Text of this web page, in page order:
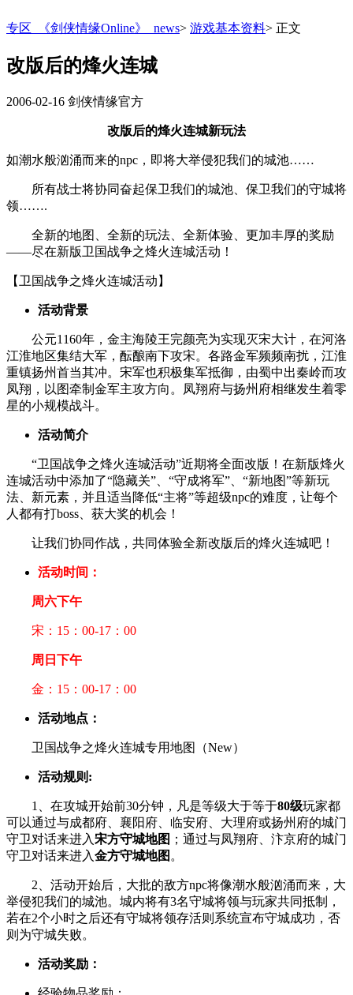
专区_《剑侠情缘Online》_news> 游戏基本资料> 正文
改版后的烽火连城
2006-02-16 剑侠情缘官方
改版后的烽火连城新玩法
如潮水般汹涌而来的npc，即将大举侵犯我们的城池……
所有战士将协同奋起保卫我们的城池、保卫我们的守城将
领…….
全新的地图、全新的玩法、全新体验、更加丰厚的奖励
——尽在新版卫国战争之烽火连城活动！
【卫国战争之烽火连城活动】
活动背景
公元1160年，金主海陵王完颜亮为实现灭宋大计，在河洛
江淮地区集结大军，酝酿南下攻宋。各路金军频频南扰，江淮
重镇扬州首当其冲。宋军也积极集军抵御，由蜀中出秦岭而攻
凤翔，以图牵制金军主攻方向。凤翔府与扬州府相继发生着零
星的小规模战斗。
活动简介
“卫国战争之烽火连城活动”近期将全面改版！在新版烽火
连城活动中添加了“隐藏关”、“守成将军”、“新地图”等新玩
法、新元素，并且适当降低“主将”等超级npc的难度，让每个
人都有打boss、获大奖的机会！
让我们协同作战，共同体验全新改版后的烽火连城吧！
活动时间：
周六下午
宋：15：00-17：00
周日下午
金：15：00-17：00
活动地点：
卫国战争之烽火连城专用地图（New）
活动规则:
1、在攻城开始前30分钟，凡是等级大于等于80级玩家都
可以通过与成都府、襄阳府、临安府、大理府或扬州府的城门
守卫对话来进入宋方守城地图 ；通过与凤翔府、汴京府的城门
守卫对话来进入金方守城地图 。
2、活动开始后，大批的敌方npc将像潮水般汹涌而来，大
举侵犯我们的城池。城内将有3名守城将领与玩家共同抵制，
若在2个小时之后还有守城将领存活则系统宣布守城成功，否
则为守城失败。
活动奖励：